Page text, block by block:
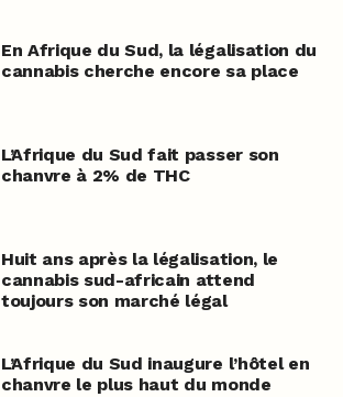
En Afrique du Sud, la légalisation du
cannabis cherche encore sa place
L’Afrique du Sud fait passer son
chanvre à 2% de THC
Huit ans après la légalisation, le
cannabis sud-africain attend
toujours son marché légal
L’Afrique du Sud inaugure l’hôtel en
chanvre le plus haut du monde